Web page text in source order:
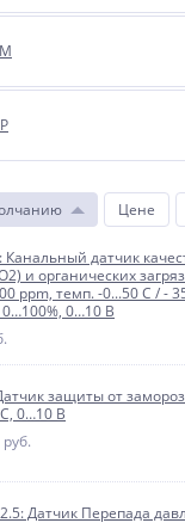
Цене
Канальный датчик
и органических
ppm, темп. -0...50 C / -
0…10 В
защиты от
0…10 В
руб.
Датчик Перепада